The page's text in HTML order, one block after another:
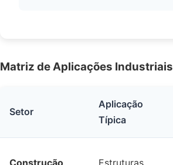
Matriz de Aplicações Industriais
Setor
Aplicação
Típica
Construção
Estruturas